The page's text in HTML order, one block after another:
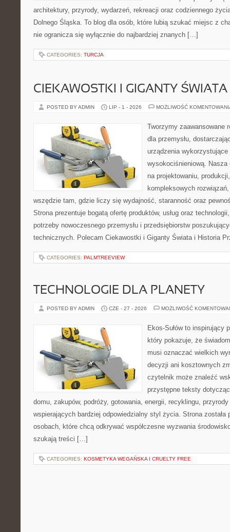
architektury, przyrody, wydarzeń, rekreacji oraz codziennego
Dolnego Śląska. To blog dla osób, które lubią szukać miejsc z
nie ogranicza się wyłącznie do najbardziej znanych […]
CATEGORIES: TURCJA
CIEKAWOSTKI I GIGANTY ŚWIATA
POSTED BY ADMIN LIP - 1 - 2026 MOŻLIWOŚĆ
Tworzymy zaawansowane
dla przemysłu,
urządzenia wykorzystujące
wysokociśnieniową. Nasza
na projektowaniu,
kompleksowych
wszędzie tam, gdzie liczy się wydajność, staranność oraz
Strona prezentuje bogatą ofertę produktów, usług oraz
potrzeby nowoczesnego przemysłu i przedsiębiorstw
technicznych. Polecam Ciekawostki i Giganty Świata i Historia
CATEGORIES: PALMTREEVIEW
TECHNOLOGIE DLA PLANETY
POSTED BY ADMIN CZE - 27 - 2026 MOŻLIWOŚĆ
Ekos-Sułów to inspirujący
który pokazuje, że
musi oznaczać wielkich
decyzji ani kosztownych
czytelnik może znaleźć
przystępne teksty
domu, zakupów, podróży, gotowania, energii, recyklingu,
wspierających bardziej odpowiedzialny styl życia. Strona została
osobach, które chcą odkrywać współczesne wyzwania
szukają treści […]
CATEGORIES: KOSMETYKA WEGAŃSKA I CRUELTY FREE